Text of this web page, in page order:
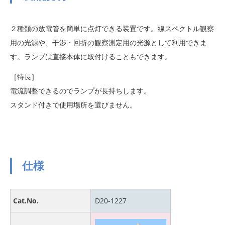
２種類の放電管を簡単に点灯できる装置です。線スペクトル観察
用の光源や、干渉・回折の観察測定用の光源として利用できま
す。ランプは直接本体に取付けることもできます。
［特長］
電流調整できるのでランプが長持ちします。
スタンド付きで使用場所を選びません。
仕様
Cat.No. D20-1227